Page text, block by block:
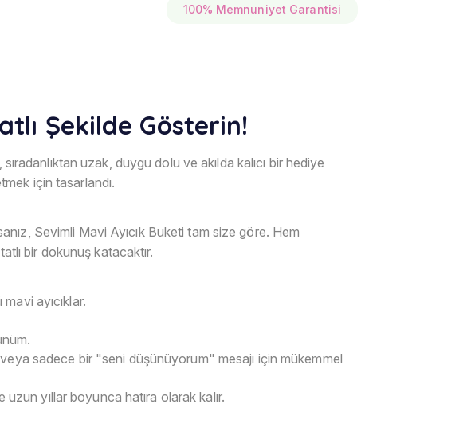
100% Memnuniyet Garantisi
Şekilde Gösterin!
uzak, duygu dolu ve akılda kalıcı bir hediye
için tasarlandı.
Sevimli Mavi Ayıcık Buketi tam size göre. Hem
bir dokunuş katacaktır.
ayıcıklar.
sadece bir "seni düşünüyorum" mesajı için mükemmel
yıllar boyunca hatıra olarak kalır.